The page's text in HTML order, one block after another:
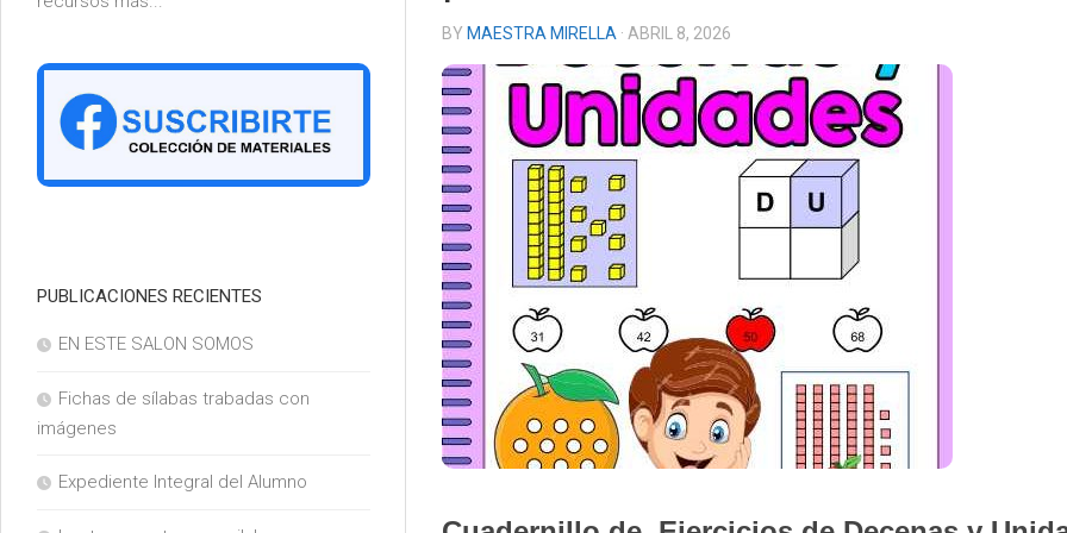
BY MAESTRA MIRELLA · ABRIL 8, 2026
PUBLICACIONES RECIENTES
EN ESTE SALON SOMOS
Fichas de sílabas trabadas con
imágenes
Expediente Integral del Alumno